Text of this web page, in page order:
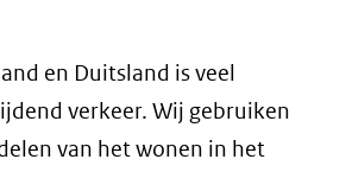
en Duitsland is veel
verkeer. Wij gebruiken
van het wonen in het